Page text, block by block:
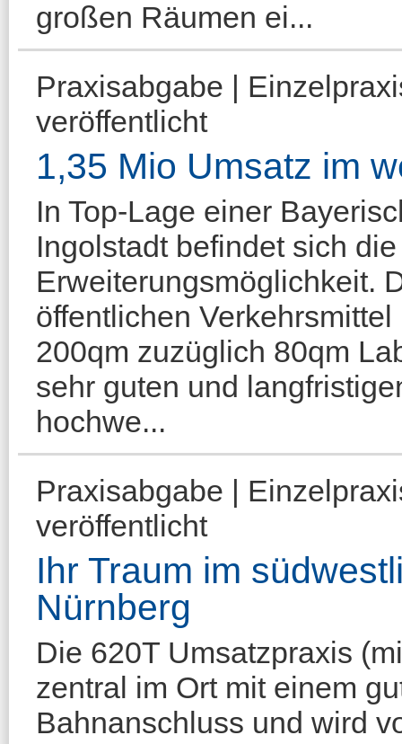
großen Räumen ei...
Praxisabgabe |
veröffentlicht
1,35 Mio Umsatz im
In Top-Lage einer
Ingolstadt befindet sich
Erweiterungsmöglichkeit.
öffentlichen
200qm zuzüglich 80qm
sehr guten und
hochwe...
Praxisabgabe |
veröffentlicht
Ihr Traum im
Nürnberg
Die 620T Umsatzpraxis
zentral im Ort mit einem
Bahnanschluss und wird